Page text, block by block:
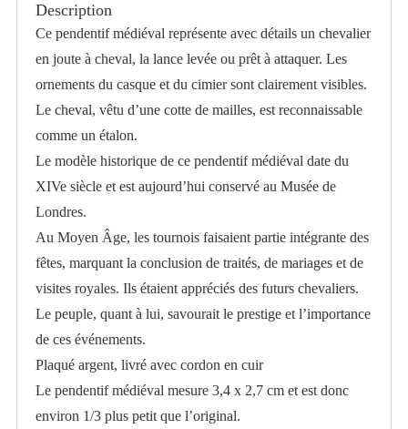
chevalier
argenté
Description
Ce pendentif médiéval représente avec détails un chevalier
en joute à cheval, la lance levée ou prêt à attaquer. Les
ornements du casque et du cimier sont clairement visibles.
Le cheval, vêtu d’une cotte de mailles, est reconnaissable
comme un étalon.
Le modèle historique de ce pendentif médiéval date du
XIVe siècle et est aujourd’hui conservé au Musée de
Londres.
Au Moyen Âge, les tournois faisaient partie intégrante des
fêtes, marquant la conclusion de traités, de mariages et de
visites royales. Ils étaient appréciés des futurs chevaliers.
Le peuple, quant à lui, savourait le prestige et l’importance
de ces événements.
Plaqué argent, livré avec cordon en cuir
Le pendentif médiéval mesure 3,4 x 2,7 cm et est donc
environ 1/3 plus petit que l’original.